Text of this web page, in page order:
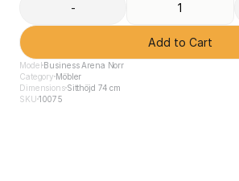
-
Add to Cart
Model Business Arena Norr
Category Möbler
DimensionsSitthöjd 74 cm
SKU 10075